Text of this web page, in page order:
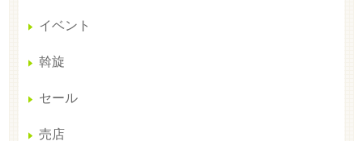
イベント
斡旋
セール
売店